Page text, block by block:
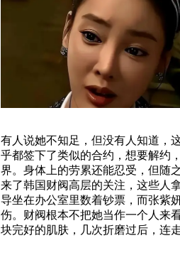
有人说她不知足，但没有人知道，
乎都签下了类似的合约，想要解约
界。身体上的劳累还能忍受，但随
来了韩国财阀高层的关注，这些人
导坐在办公室里数着钞票，而张紫
伤。财阀根本不把她当作一个人来
块完好的肌肤，几次折磨过后，连